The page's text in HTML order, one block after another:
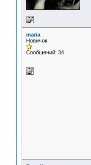
maria
Новичок
Сообщений: 34